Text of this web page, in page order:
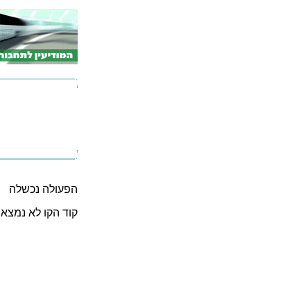
הפעולה נכשלה
קוד הקו לא נמצא